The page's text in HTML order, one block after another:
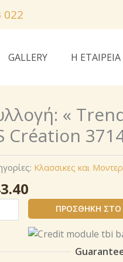
022
GALLERY Η ΕΤΑΙΡΕΙΑ
«
Création
Κλασσικες και
ΠΡΟΣΘΉΚΗ ΣΤΟ